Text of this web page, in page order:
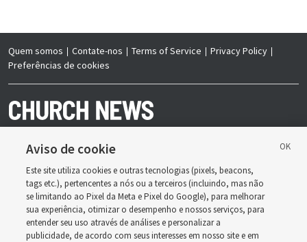
Quem somos Contate-nos Terms of Service
Privacy Policy
Preferências de cookies
Copyright © 2026 Deseret News Publishing Company. Todos os direitos
reservados.
Aviso de cookie
Este site utiliza cookies e outras tecnologias (pixels, beacons,
tags etc.), pertencentes a nós ou a terceiros (incluindo, mas não
se limitando ao Pixel da Meta e Pixel do Google), para melhorar
sua experiência, otimizar o desempenho e nossos serviços, para
entender seu uso através de análises e personalizar a
publicidade, de acordo com seus interesses em nosso site e em